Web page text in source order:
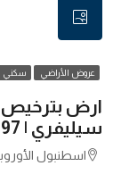
عروض الأراضي سكني
ارض بترخيص
سيليفري | L297
اسطنبول